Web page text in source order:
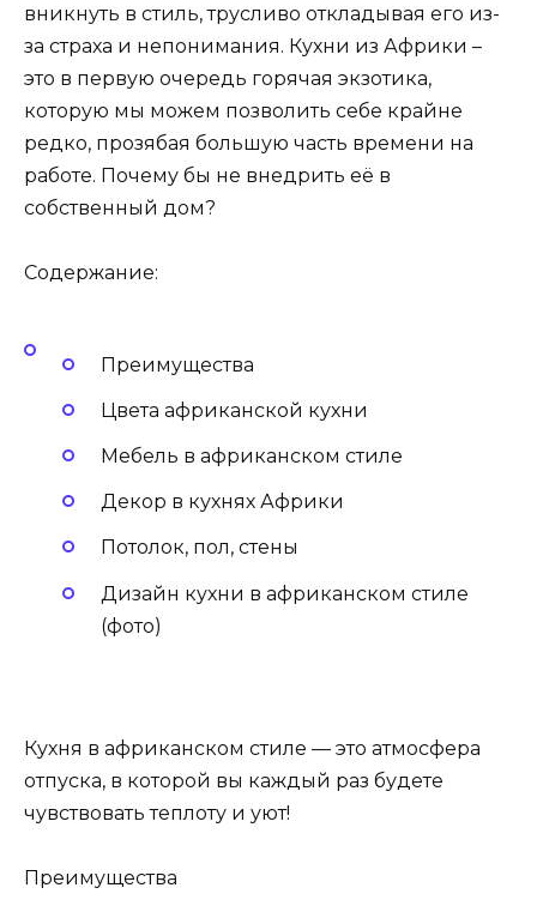
вникнуть в стиль, трусливо откладывая его из-
за страха и непонимания. Кухни из Африки –
это в первую очередь горячая экзотика,
которую мы можем позволить себе крайне
редко, прозябая большую часть времени на
работе. Почему бы не внедрить её в
собственный дом?
Содержание:
Преимущества
Цвета африканской кухни
Мебель в африканском стиле
Декор в кухнях Африки
Потолок, пол, стены
Дизайн кухни в африканском стиле
(фото)
Кухня в африканском стиле — это атмосфера
отпуска, в которой вы каждый раз будете
чувствовать теплоту и уют!
Преимущества